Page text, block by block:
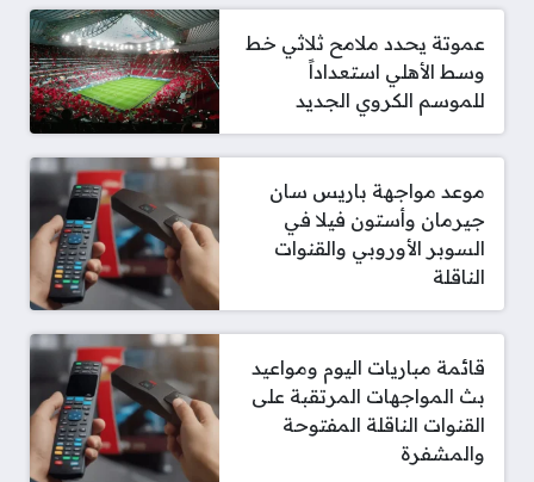
عموتة يحدد ملامح ثلاثي خط
وسط الأهلي استعداداً
للموسم الكروي الجديد
موعد مواجهة باريس سان
جيرمان وأستون فيلا في
السوبر الأوروبي والقنوات
الناقلة
قائمة مباريات اليوم ومواعيد
بث المواجهات المرتقبة على
القنوات الناقلة المفتوحة
والمشفرة